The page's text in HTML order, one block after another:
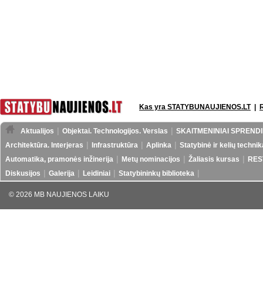
Kas yra STATYBUNAUJIENOS.LT|
Aktualijos Objektai. Technologijos. Verslas
SKAITMENINIAI
Architektūra. Interjeras
Infrastruktūra Aplinka
Statybinė ir kelių
Automatika, pramonės inžinerija
Metų nominacijos Žaliasis kursas
Diskusijos
Galerija Leidiniai Statybininkų biblioteka
© 2026 MB NAUJIENOS LAIKU